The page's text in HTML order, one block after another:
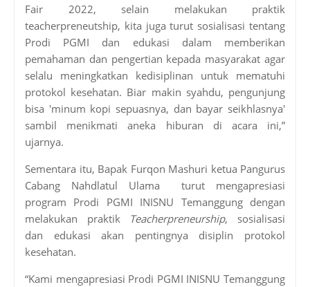
Fair 2022, selain melakukan praktik
teacherpreneutship, kita juga turut sosialisasi tentang
Prodi PGMI dan edukasi dalam memberikan
pemahaman dan pengertian kepada masyarakat agar
selalu meningkatkan kedisiplinan untuk mematuhi
protokol kesehatan. Biar makin syahdu, pengunjung
bisa 'minum kopi sepuasnya, dan bayar seikhlasnya'
sambil menikmati aneka hiburan di acara ini,”
ujarnya.
Sementara itu, Bapak Furqon Mashuri ketua Pangurus
Cabang Nahdlatul Ulama turut mengapresiasi
program Prodi PGMI INISNU Temanggung dengan
melakukan praktik Teacherpreneurship, sosialisasi
dan edukasi akan pentingnya disiplin protokol
kesehatan.
“Kami mengapresiasi Prodi PGMI INISNU Temanggung